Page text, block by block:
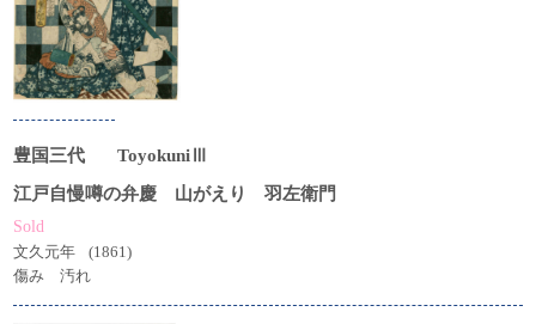
豊国三代
ToyokuniⅢ
江戸自慢噂の弁慶 山がえり 羽左衛門
Sold
文久元年
(1861)
傷み 汚れ